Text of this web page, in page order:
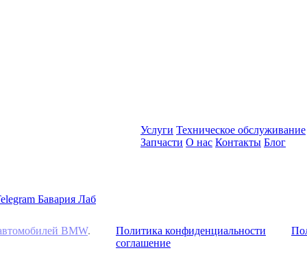
Услуги Техническое обслуживание
Запчасти О нас Контакты Блог
BMW. Политика конфиденциальности
соглашение